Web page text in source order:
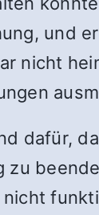
und
nicht
dafür,
zu